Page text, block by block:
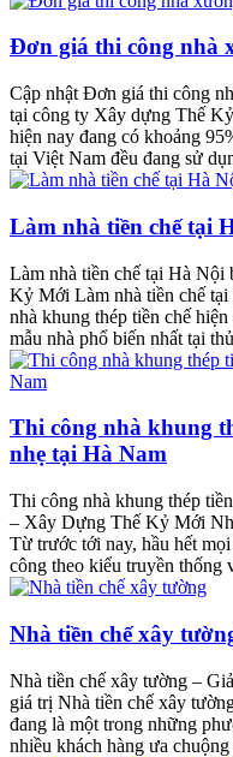
Đơn giá thi công nhà
Cập nhật Đơn giá thi công
tại công ty Xây dựng Thế
hiện nay đang có khoảng
tại Việt Nam đều đang sử
Làm nhà tiền chế tại
Làm nhà tiền chế tại Hà Nội
Kỷ Mới Làm nhà tiền chế
nhà khung thép tiền chế
mẫu nhà phổ biến nhất tại
Thi công nhà khung
nhẹ tại Hà Nam
Thi công nhà khung thép
– Xây Dựng Thế Kỷ Mới
Từ trước tới nay, hầu hết
công theo kiểu truyền
Nhà tiền chế xây
Nhà tiền chế xây tường –
giá trị Nhà tiền chế xây
đang là một trong những
nhiều khách hàng ưa